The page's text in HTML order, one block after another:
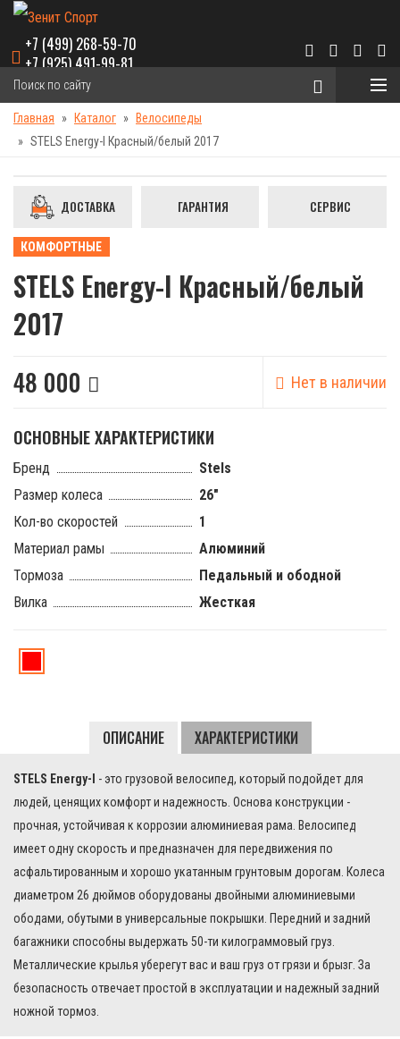
+7 (499) 268-59-70
+7 (925) 491-99-81
Главная Каталог
Велосипеды
STELS Energy-I Красный/белый 2017
ДОСТАВКА ГАРАНТИЯ СЕРВИС
КОМФОРТНЫЕ
STELS Energy-I Красный/белый
2017
48 000 Нет в наличии
ОСНОВНЫЕ ХАРАКТЕРИСТИКИ
Бренд
Stels
Размер колеса
26"
Кол-во скоростей
1
Материал рамы
Алюминий
Тормоза
Педальный и ободной
Вилка
Жесткая
белый
2017
ОПИСАНИЕ ХАРАКТЕРИСТИКИ
STELS Energy-I - это грузовой велосипед, который подойдет для
людей, ценящих комфорт и надежность. Основа конструкции -
прочная, устойчивая к коррозии алюминиевая рама. Велосипед
имеет одну скорость и предназначен для передвижения по
асфальтированным и хорошо укатанным грунтовым дорогам. Колеса
диаметром 26 дюймов оборудованы двойными алюминиевыми
ободами, обутыми в универсальные покрышки. Передний и задний
багажники способны выдержать 50-ти килограммовый груз.
Металлические крылья уберегут вас и ваш груз от грязи и брызг. За
безопасность отвечает простой в эксплуатации и надежный задний
ножной тормоз.